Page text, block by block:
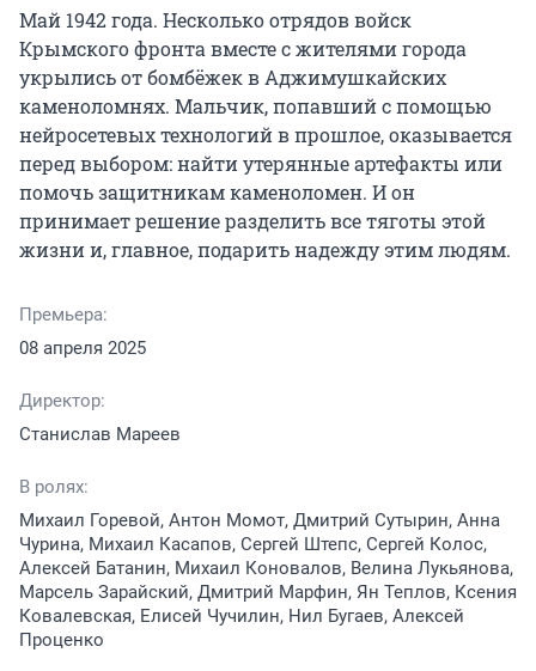
Май 1942 года. Несколько отрядов войск
Крымского фронта вместе с жителями города
укрылись от бомбёжек в Аджимушкайских
каменоломнях. Мальчик, попавший с помощью
нейросетевых технологий в прошлое, оказывается
перед выбором: найти утерянные артефакты или
помочь защитникам каменоломен. И он
принимает решение разделить все тяготы этой
жизни и, главное, подарить надежду этим людям.
Премьера:
08 апреля 2025
Директор:
Станислав Мареев
В ролях:
Михаил Горевой, Антон Момот, Дмитрий Сутырин, Анна
Чурина, Михаил Касапов, Сергей Штепс, Сергей Колос,
Алексей Батанин, Михаил Коновалов, Велина Лукьянова,
Марсель Зарайский, Дмитрий Марфин, Ян Теплов, Ксения
Ковалевская, Елисей Чучилин, Нил Бугаев, Алексей
Проценко